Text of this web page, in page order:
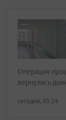
Операция
вернулась
сегодня, 05:24